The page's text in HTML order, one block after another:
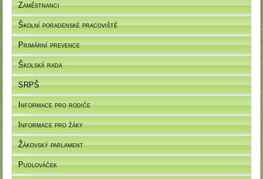
Zaměstnanci
Školní poradenské pracoviště
Primární prevence
Školská rada
SRPŠ
Informace pro rodiče
Informace pro žáky
Žákovský parlament
Pudlováček